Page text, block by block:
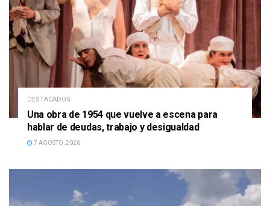
DESTACADOS
Una obra de 1954 que vuelve a escena para
hablar de deudas, trabajo y desigualdad
7 AGOSTO, 2026